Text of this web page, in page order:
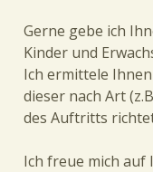
Gerne gebe ich
Kinder und
Ich ermittele
dieser nach Art
des Auftritts
Ich freue mich